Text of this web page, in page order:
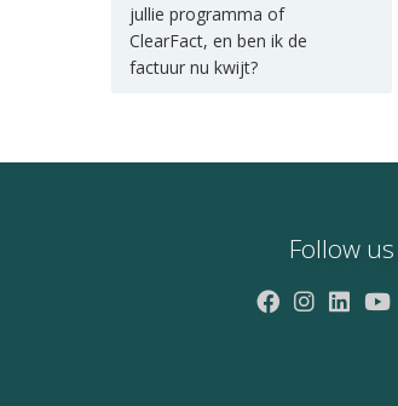
jullie programma of
ClearFact, en ben ik de
factuur nu kwijt?
Follow us